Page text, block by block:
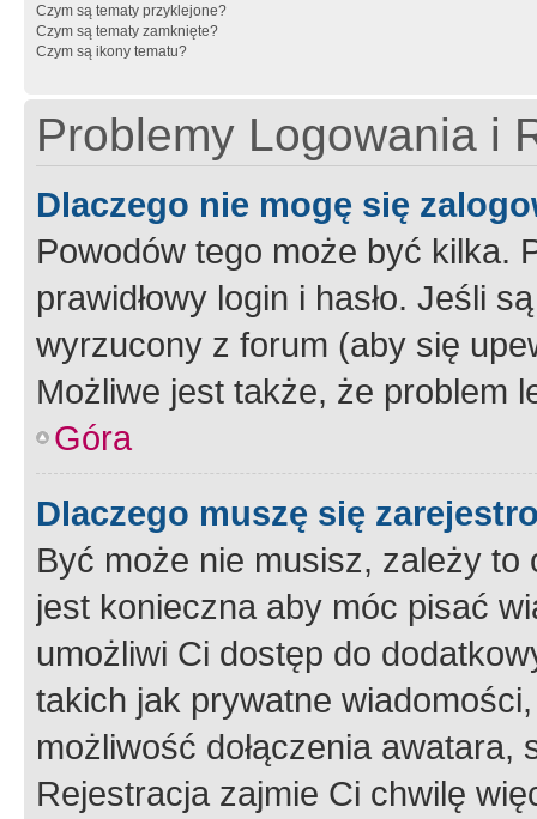
Czym są tematy przyklejone?
Czym są tematy zamknięte?
Czym są ikony tematu?
Problemy Logowania i
Dlaczego nie mogę się
Powodów tego może być kilka.
prawidłowy login i hasło. Jeśli
wyrzucony z forum (aby się
Możliwe jest także, że problem
Góra
Dlaczego muszę się
Być może nie musisz, zależy
jest konieczna aby móc pisać
umożliwi Ci dostęp do
takich jak prywatne
możliwość dołączenia
Rejestracja zajmie Ci chwilę